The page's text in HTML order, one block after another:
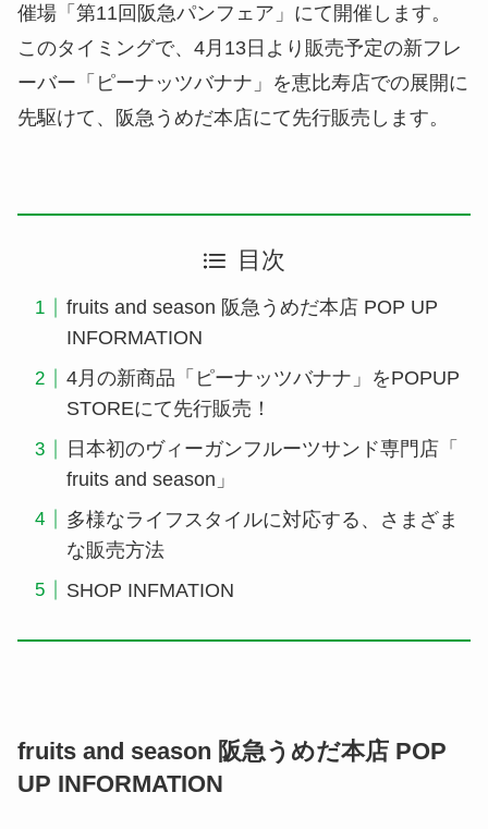
催場「第11回阪急パンフェア」にて開催します。
このタイミングで、4月13日より販売予定の新フレ
ーバー「ピーナッツバナナ」を恵比寿店での展開に
先駆けて、阪急うめだ本店にて先行販売します。
目次
fruits and season 阪急うめだ本店 POP UP
INFORMATION
4月の新商品「ピーナッツバナナ」をPOPUP
STOREにて先行販売！
日本初のヴィーガンフルーツサンド専門店「
fruits and season」
多様なライフスタイルに対応する、さまざま
な販売方法
SHOP INFMATION
fruits and season 阪急うめだ本店 POP
UP INFORMATION